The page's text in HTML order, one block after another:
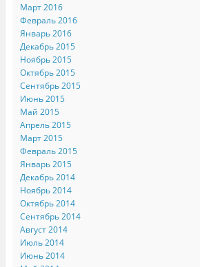
Март 2016
Февраль 2016
Январь 2016
Декабрь 2015
Ноябрь 2015
Октябрь 2015
Сентябрь 2015
Июнь 2015
Май 2015
Апрель 2015
Март 2015
Февраль 2015
Январь 2015
Декабрь 2014
Ноябрь 2014
Октябрь 2014
Сентябрь 2014
Август 2014
Июль 2014
Июнь 2014